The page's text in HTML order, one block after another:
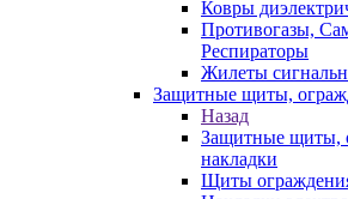
Ковры
Противогазы,
Респираторы
Жилеты
Защитные щиты,
Назад
Защитные щиты,
накладки
Щиты